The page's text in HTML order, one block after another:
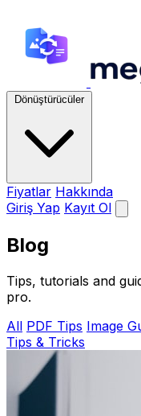
Dönüştürücüler
Fiyatlar Hakkında
Giriş Yap Kayıt Ol
Blog
Tips, tutorials and
pro.
All PDF Tips Image
Tips & Tricks